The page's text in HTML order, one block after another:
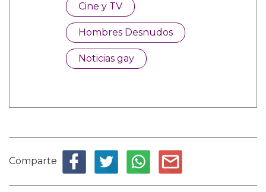
Cine y TV
Hombres Desnudos
Noticias gay
Comparte